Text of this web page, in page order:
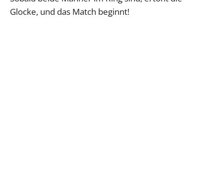
Glocke, und das Match beginnt!